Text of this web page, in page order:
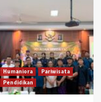
Humaniora
Pariwisata
Pendidikan